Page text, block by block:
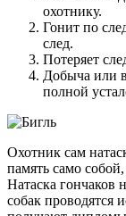
охотнику.
Гонит по
след.
Потеряет
Добыча или
полной
Охотник сам
память само
Натаска гончаков
собак проводятся